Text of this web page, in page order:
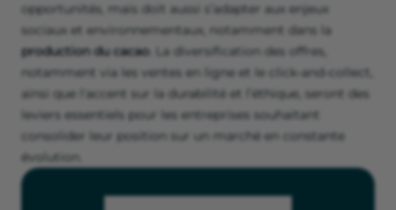
opportunités, mais doit aussi s’adapter aux enjeux
sociaux et environnementaux, notamment dans la
production du cacao . La diversification des offres,
notamment via les ventes en ligne et le click-and-collect,
ainsi que l'accent sur la durabilité et l’éthique, seront des
leviers essentiels pour les entreprises souhaitant
consolider leur position sur un marché en constante
évolution.